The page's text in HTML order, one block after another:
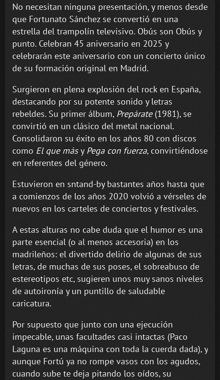
No necesitan ninguna presentación, y menos desde
que Fortunato Sánchez se convertió en una
estrella del trampolín televisivo. Obús son Obús y
punto. Celebran 45 aniversario en 2025 y
celebrarán este aniversario con un concierto único
de su formación original en Madrid.
Surgieron en plena explosión del rock en España,
destacando por su potente sonido y letras
rebeldes. Su primer álbum, Prepárate(1981), se
convirtió en un clásico del metal nacional.
Consolidaron su éxito en los años 80 con discos
como El que másy Pega con fuerza, convirtiéndose
en referentes del género.
Estuvieron en sntand-by bastantes años hasta que
a comienzos de los años 2020 volvió a vérseles de
nuevos en los carteles de conciertos y festivales.
A estas alturas no cabe duda que el humor es una
parte esencial (o al menos accesoria) en los
madrileños: el divertido delirio de algunas de sus
letras, de muchas de sus poses, el sobreabuso de
estereotipos etc, sugieren unos muy sanos niveles
de autoironía y un puntillo de saludable
caricatura.
Por supuesto que junto con una ejecución
impecable, unas facultades casi intactas (Paco
Laguna es una máquina con toda la cuerda dada), y
aunque Fortú ya no rompe vasos con los agudos,
cuando sube te deja pitando los oídos, su